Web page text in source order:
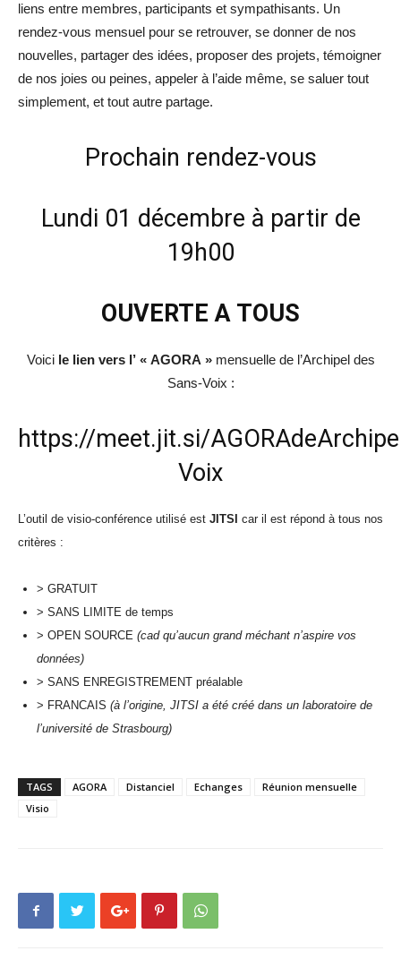
liens entre membres, participants et sympathisants. Un
rendez-vous mensuel pour se retrouver, se donner de nos
nouvelles, partager des idées, proposer des projets, témoigner
de nos joies ou peines, appeler à l’aide même, se saluer tout
simplement, et tout autre partage.
Prochain rendez-vous
Lundi 01 décembre à partir de
19h00
OUVERTE A TOUS
Voici le lien vers l’ « AGORA »mensuelle de l’Archipel des
Sans-Voix :
https://meet.jit.si/
Voix
L’outil de visio-conférence utilisé est JITSI car il est répond à tous nos
critères :
> GRATUIT
> SANS LIMITE de temps
> OPEN SOURCE (cad qu’aucun grand méchant n’aspire vos
données)
> SANS ENREGISTREMENT préalable
> FRANCAIS (à l’origine, JITSI a été créé dans un laboratoire de
l’université de Strasbourg)
TAGS AGORA Distanciel Echanges
Réunion mensuelle
Visio